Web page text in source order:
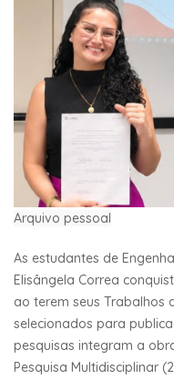
Arquivo pessoal
As estudantes de
Elisângela Correa
ao terem seus Trabalhos
selecionados para
pesquisas integram a
Pesquisa Multidisciplinar